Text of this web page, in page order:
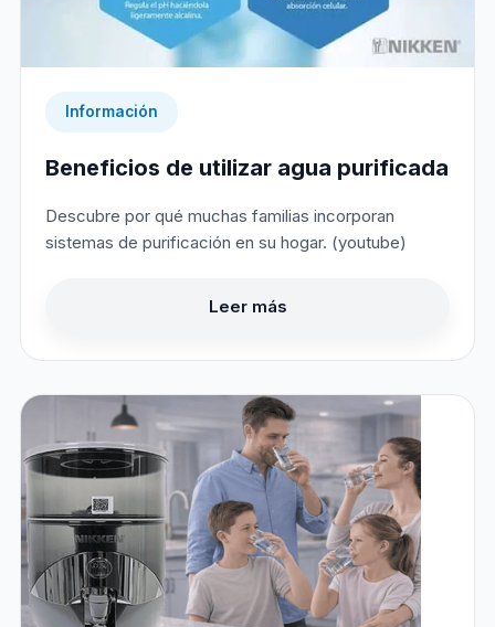
Información
Beneficios de utilizar agua purificada
Descubre por qué muchas familias incorporan
sistemas de purificación en su hogar. (youtube)
Leer más